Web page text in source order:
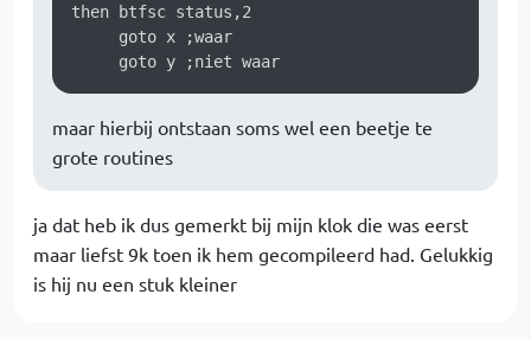
then btfsc status,2
     goto x ;waar
maar hierbij ontstaan soms wel een beetje te
grote routines
ja dat heb ik dus gemerkt bij mijn klok die was eerst
maar liefst 9k toen ik hem gecompileerd had. Gelukkig
is hij nu een stuk kleiner